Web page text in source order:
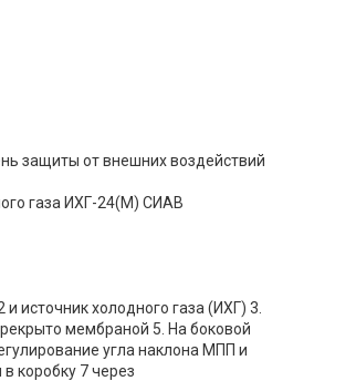
защиты от внешних воздействий
газа ИХГ-24(М) СИАВ
холодного газа (ИХГ) 3.
мембраной 5. На боковой
угла наклона МПП и
коробку 7 через